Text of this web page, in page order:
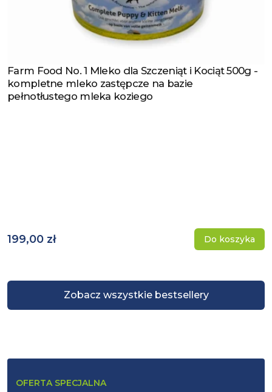
Zobacz wszystkie bestsellery
Zobacz produkt
Farm Food No. 1 Mleko dla Szczeniąt i Kociąt 500g -
kompletne mleko zastępcze na bazie
pełnotłustego mleka koziego
199,00 zł Do koszyka
OFERTA SPECJALNA